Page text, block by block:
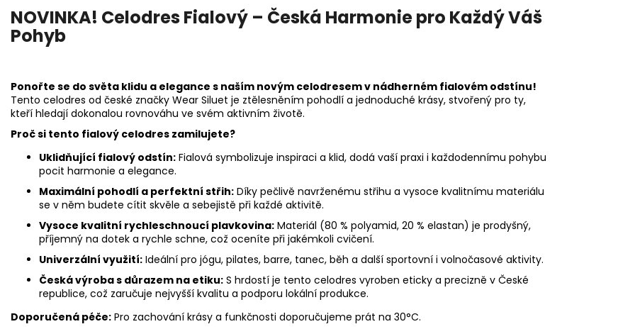
NOVINKA! Celodres Fialový – Česká Harmonie pro Každý Váš
Pohyb
Ponořte se do světa klidu a elegance s naším novým celodresem v nádherném fialovém odstínu!
Tento celodres od české značky Wear Siluet je ztělesněním pohodlí a jednoduché krásy, stvořený pro ty,
kteří hledají dokonalou rovnováhu ve svém aktivním životě.
Proč si tento fialový celodres zamilujete?
Uklidňující fialový odstín: Fialová symbolizuje inspiraci a klid, dodá vaší praxi i každodennímu pohybu
pocit harmonie a elegance.
Maximální pohodlí a perfektní střih: Díky pečlivě navrženému střihu a vysoce kvalitnímu materiálu
se v něm budete cítit skvěle a sebejistě při každé aktivitě.
Vysoce kvalitní rychleschnoucí plavkovina: Materiál (80 % polyamid, 20 % elastan) je prodyšný,
příjemný na dotek a rychle schne, což oceníte při jakémkoli cvičení.
Univerzální využití: Ideální pro jógu, pilates, barre, tanec, běh a další sportovní i volnočasové aktivity.
Česká výroba s důrazem na etiku: S hrdostí je tento celodres vyroben eticky a precizně v České
republice, což zaručuje nejvyšší kvalitu a podporu lokální produkce.
Doporučená péče: Pro zachování krásy a funkčnosti doporučujeme prát na 30°C.